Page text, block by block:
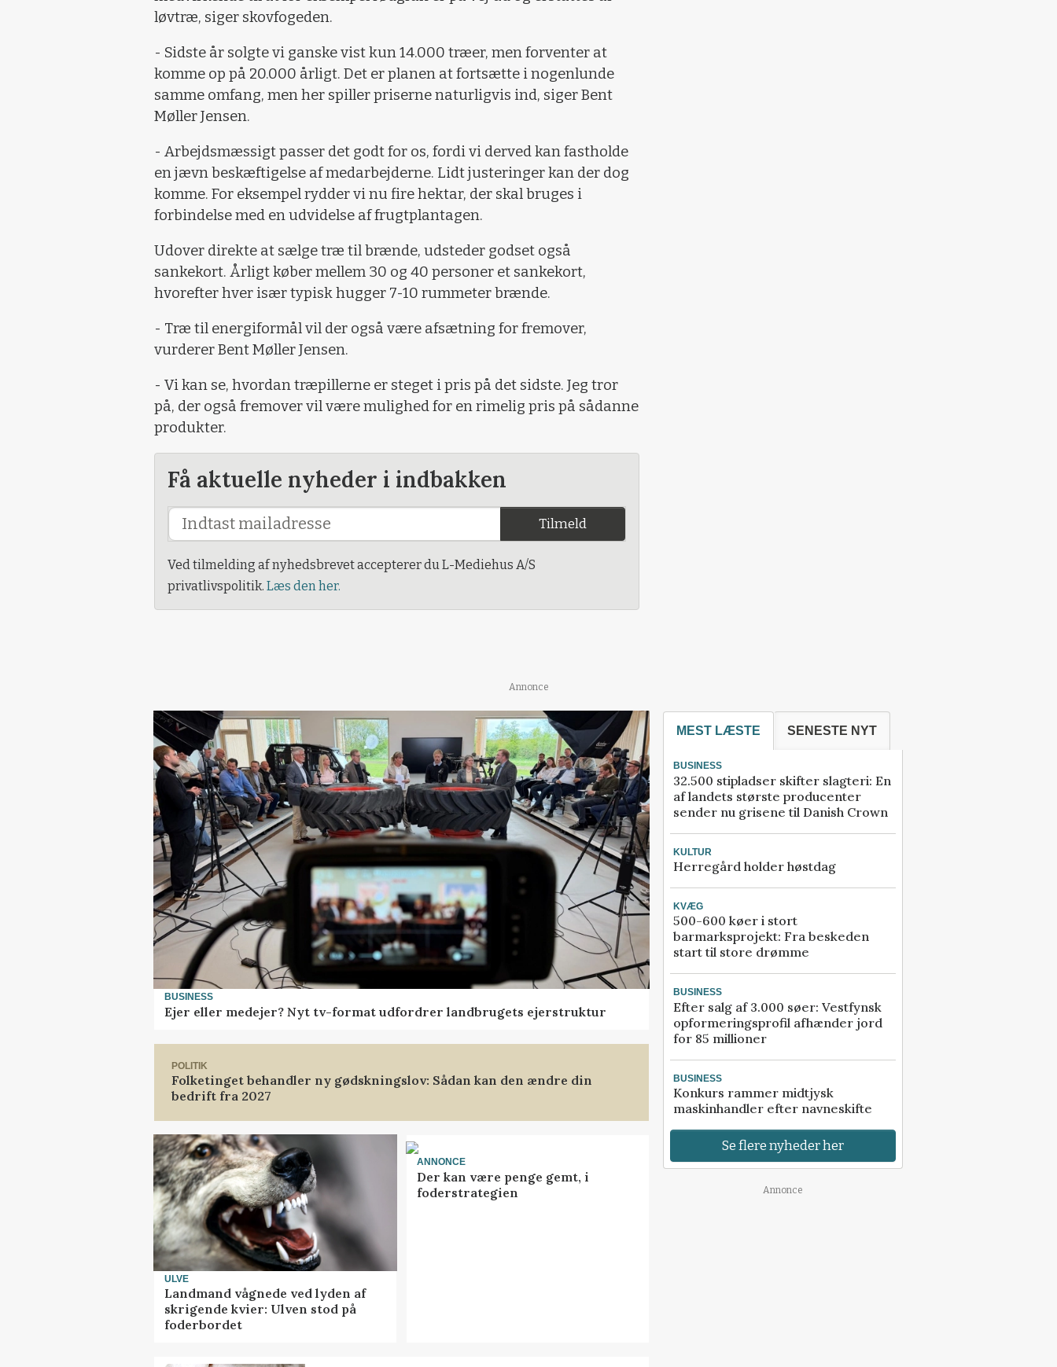
løvtræ, siger skovfogeden.
- Sidste år solgte vi ganske vist kun 14.000 træer, men forventer at
komme op på 20.000 årligt. Det er planen at fortsætte i nogenlunde
samme omfang, men her spiller priserne naturligvis ind, siger Bent
Møller Jensen.
- Arbejdsmæssigt passer det godt for os, fordi vi derved kan fastholde
en jævn beskæftigelse af medarbejderne. Lidt justeringer kan der dog
komme. For eksempel rydder vi nu fire hektar, der skal bruges i
forbindelse med en udvidelse af frugtplantagen.
Udover direkte at sælge træ til brænde, udsteder godset også
sankekort. Årligt køber mellem 30 og 40 personer et sankekort,
hvorefter hver især typisk hugger 7-10 rummeter brænde.
- Træ til energiformål vil der også være afsætning for fremover,
vurderer Bent Møller Jensen.
- Vi kan se, hvordan træpillerne er steget i pris på det sidste. Jeg tror
på, der også fremover vil være mulighed for en rimelig pris på sådanne
produkter.
Få aktuelle nyheder i indbakken
Tilmeld
Ved tilmelding af nyhedsbrevet accepterer du L-Mediehus A/S
privatlivspolitik. Læs den her.
Annonce
BUSINESS
Ejer eller medejer? Nyt tv-format udfordrer landbrugets ejerstruktur
POLITIK
Folketinget behandler ny gødskningslov: Sådan kan den ændre din
bedrift fra 2027
ULVE
Landmand vågnede ved lyden af
skrigende kvier: Ulven stod på
foderbordet
ANNONCE
Der kan være penge gemt, i
foderstrategien
MEST LÆSTE SENESTE NYT
BUSINESS
32.500 stipladser skifter slagteri: En
af landets største producenter
sender nu grisene til Danish Crown
KULTUR
Herregård holder høstdag
KVÆG
500-600 køer i stort
barmarksprojekt: Fra beskeden
start til store drømme
BUSINESS
Efter salg af 3.000 søer: Vestfynsk
opformeringsprofil afhænder jord
for 85 millioner
BUSINESS
Konkurs rammer midtjysk
maskinhandler efter navneskifte
Se flere nyheder her
Annonce